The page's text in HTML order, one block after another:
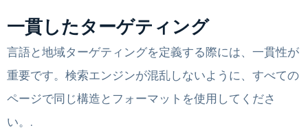
一貫したターゲティング
言語と地域ターゲティングを定義する際には、一貫性が
重要です。検索エンジンが混乱しないように、すべての
ページで同じ構造とフォーマットを使用してくださ
い。.